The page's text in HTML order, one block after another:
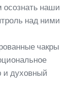
осознать наши
над ними
чакры
и духовный